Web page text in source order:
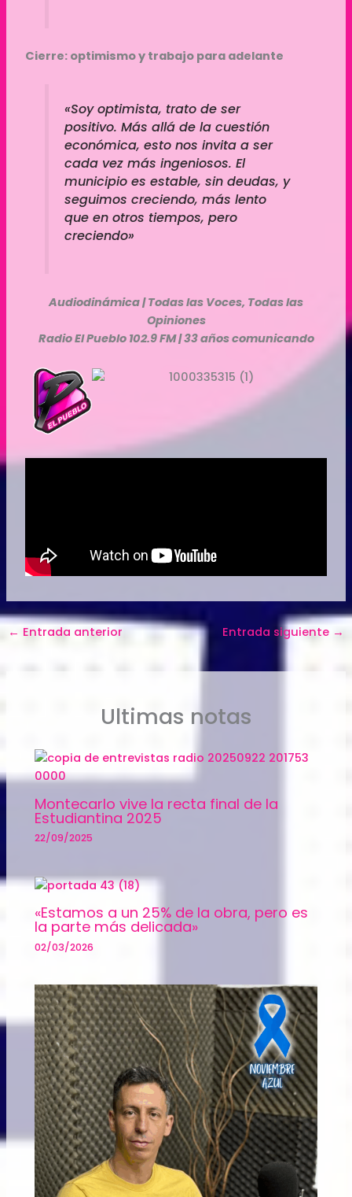
Cierre: optimismo y trabajo para adelante
«Soy optimista, trato de ser
positivo. Más allá de la cuestión
económica, esto nos invita a ser
cada vez más ingeniosos. El
municipio es estable, sin deudas, y
seguimos creciendo, más lento
que en otros tiempos, pero
creciendo»
Audiodinámica | Todas las Voces, Todas las
Opiniones
Radio El Pueblo 102.9 FM | 33 años comunicando
← Entrada anterior Entrada siguiente →
Ultimas notas
Montecarlo vive la recta final de la
Estudiantina 2025
22/09/2025
«Estamos a un 25% de la obra, pero es
la parte más delicada»
02/03/2026